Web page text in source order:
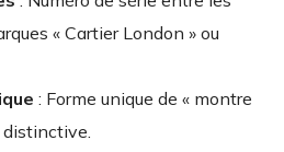
« Cartier London » ou
: Forme unique de « montre
distinctive.